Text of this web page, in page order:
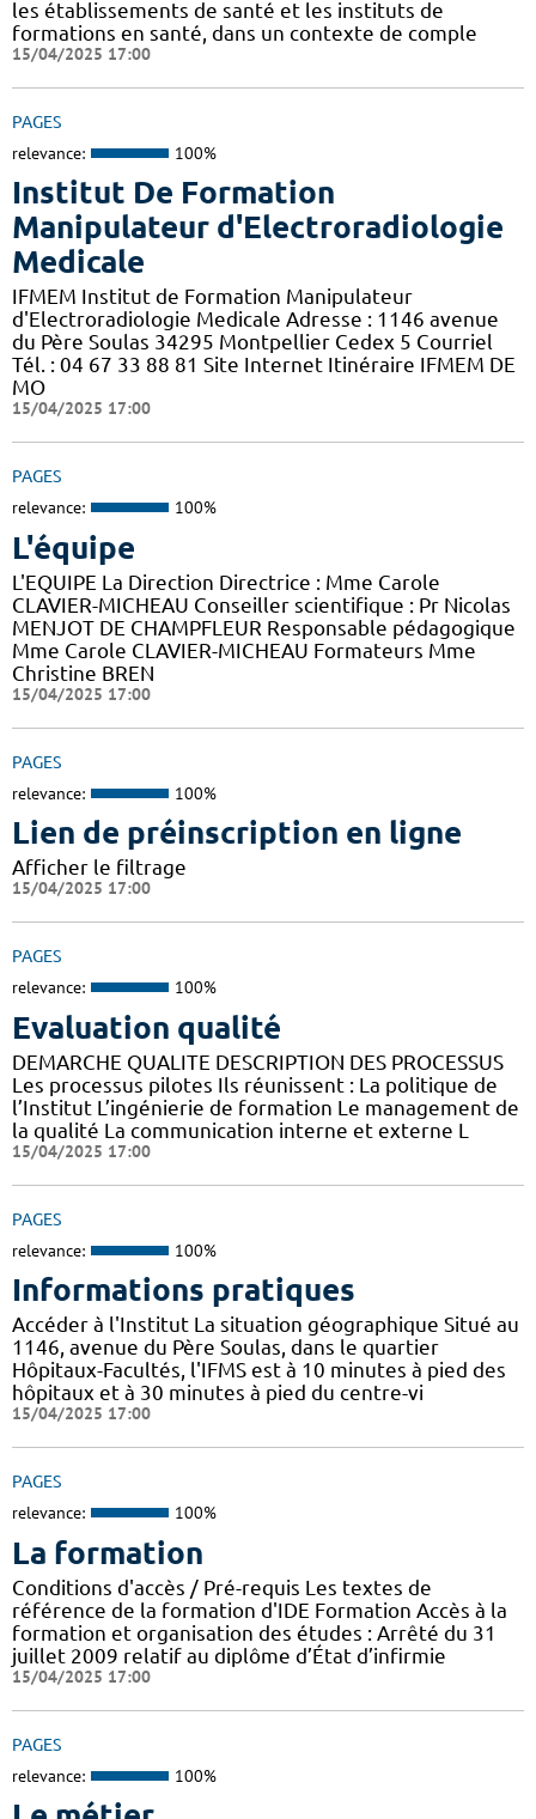
les établissements de santé et les instituts de
formations en santé, dans un contexte de comple
15/04/2025 17:00
PAGES
relevance: 100%
Institut De Formation
Manipulateur d'Electroradiologie
Medicale
IFMEM Institut de Formation Manipulateur
d'Electroradiologie Medicale Adresse : 1146 avenue
du Père Soulas 34295 Montpellier Cedex 5 Courriel
Tél. : 04 67 33 88 81 Site Internet Itinéraire IFMEM DE
MO
15/04/2025 17:00
PAGES
relevance: 100%
L'équipe
L'EQUIPE La Direction Directrice : Mme Carole
CLAVIER-MICHEAU Conseiller scientifique : Pr Nicolas
MENJOT DE CHAMPFLEUR Responsable pédagogique
Mme Carole CLAVIER-MICHEAU Formateurs Mme
Christine BREN
15/04/2025 17:00
PAGES
relevance: 100%
Lien de préinscription en ligne
Afficher le filtrage
15/04/2025 17:00
PAGES
relevance: 100%
Evaluation qualité
DEMARCHE QUALITE DESCRIPTION DES PROCESSUS
Les processus pilotes Ils réunissent : La politique de
l’Institut L’ingénierie de formation Le management de
la qualité La communication interne et externe L
15/04/2025 17:00
PAGES
relevance: 100%
Informations pratiques
Accéder à l'Institut La situation géographique Situé au
1146, avenue du Père Soulas, dans le quartier
Hôpitaux-Facultés, l'IFMS est à 10 minutes à pied des
hôpitaux et à 30 minutes à pied du centre-vi
15/04/2025 17:00
PAGES
relevance: 100%
La formation
Conditions d'accès / Pré-requis Les textes de
référence de la formation d'IDE Formation Accès à la
formation et organisation des études : Arrêté du 31
juillet 2009 relatif au diplôme d’État d’infirmie
15/04/2025 17:00
PAGES
relevance: 100%